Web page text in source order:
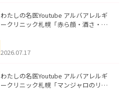
わたしの名医Youtube アルバアレルギ
ークリニック札幌「赤ら顔・酒さ・ニ
した。
2026.07.17
わたしの名医Youtube アルバアレルギ
ークリニック札幌「マンジャロのリア